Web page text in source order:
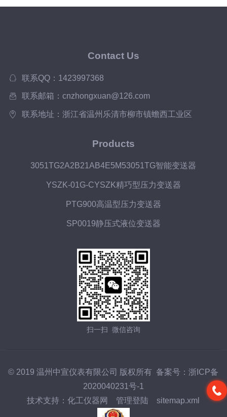
Contact Us
联系QQ：1423997368
联系邮箱：cnzhongxuan@126.com
联系地址：浙江省温州乐清市柳市镇蟾西工业区
Products
3051TG2A2B21AB4E5M53051TG智能变送器
YSZK-01G-CYSZK精巧型压力变送器
PTG900高温型压力变送器
SP0019静压式液位变送器
扫一扫 微信咨询
© 2019 温州中宣仪表有限公司 版权所有 备案号：浙ICP备
2020040231号-1
技术支持：化工仪器网 管理登陆 sitemap.xml